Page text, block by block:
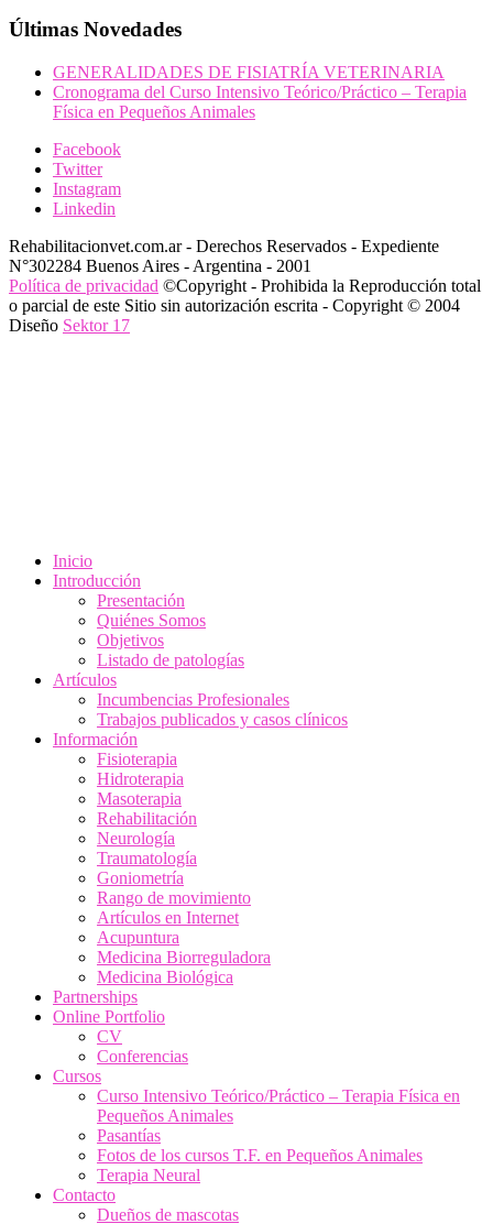
Últimas Novedades
GENERALIDADES DE FISIATRÍA VETERINARIA
Cronograma del Curso Intensivo Teórico/Práctico – Terapia
Física en Pequeños Animales
Facebook
Twitter
Instagram
Linkedin
Rehabilitacionvet.com.ar - Derechos Reservados - Expediente
N°302284 Buenos Aires - Argentina - 2001
Política de privacidad ©Copyright - Prohibida la Reproducción total
o parcial de este Sitio sin autorización escrita - Copyright © 2004
Diseño Sektor 17
Inicio
Introducción
Presentación
Quiénes Somos
Objetivos
Listado de patologías
Artículos
Incumbencias Profesionales
Trabajos publicados y casos clínicos
Información
Fisioterapia
Hidroterapia
Masoterapia
Rehabilitación
Neurología
Traumatología
Goniometría
Rango de movimiento
Artículos en Internet
Acupuntura
Medicina Biorreguladora
Medicina Biológica
Partnerships
Online Portfolio
CV
Conferencias
Cursos
Curso Intensivo Teórico/Práctico – Terapia Física en
Pequeños Animales
Pasantías
Fotos de los cursos T.F. en Pequeños Animales
Terapia Neural
Contacto
Dueños de mascotas